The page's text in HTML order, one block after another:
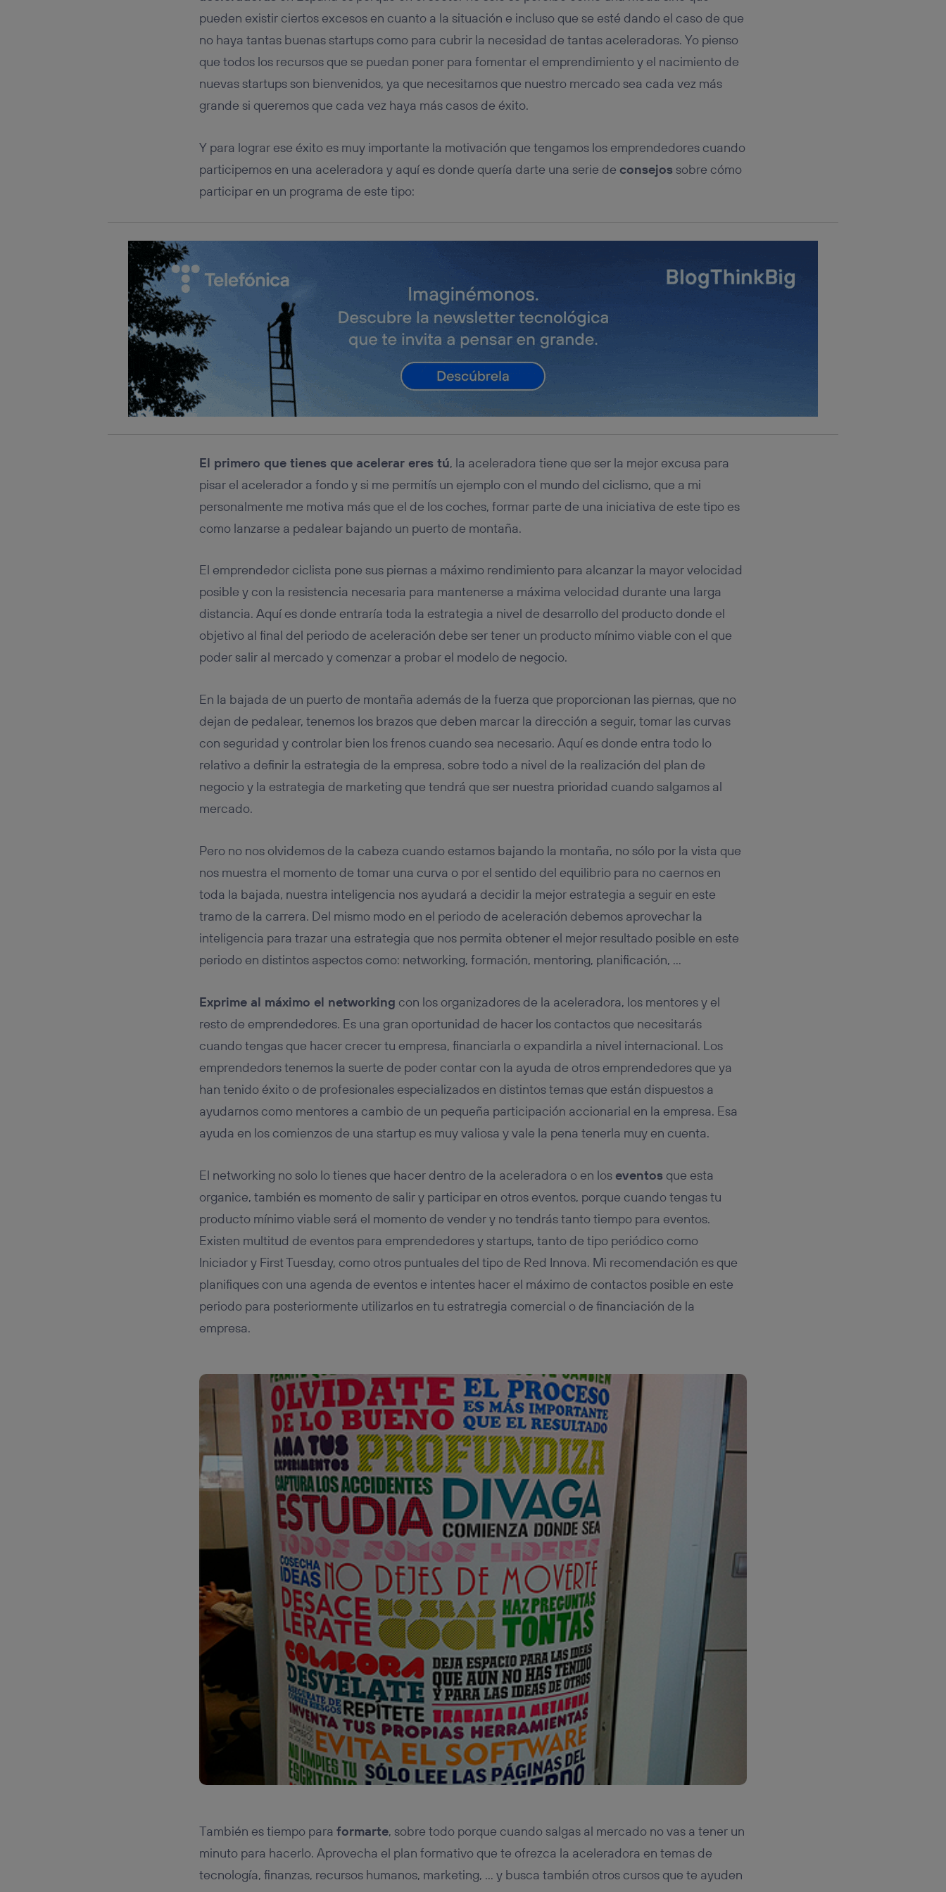
pueden existir ciertos excesos en cuanto a la situación e incluso que se esté dando el caso de que
no haya tantas buenas startups como para cubrir la necesidad de tantas aceleradoras. Yo pienso
que todos los recursos que se puedan poner para fomentar el emprendimiento y el nacimiento de
nuevas startups son bienvenidos, ya que necesitamos que nuestro mercado sea cada vez más
grande si queremos que cada vez haya más casos de éxito.
Y para lograr ese éxito es muy importante la motivación que tengamos los emprendedores cuando
participemos en una aceleradora y aquí es donde quería darte una serie de consejossobre cómo
participar en un programa de este tipo:
El primero que tienes que acelerar eres tú, la aceleradora tiene que ser la mejor excusa para
pisar el acelerador a fondo y si me permitís un ejemplo con el mundo del ciclismo, que a mi
personalmente me motiva más que el de los coches, formar parte de una iniciativa de este tipo es
como lanzarse a pedalear bajando un puerto de montaña.
El emprendedor ciclista pone sus piernas a máximo rendimiento para alcanzar la mayor velocidad
posible y con la resistencia necesaria para mantenerse a máxima velocidad durante una larga
distancia. Aquí es donde entraría toda la estrategia a nivel de desarrollo del producto donde el
objetivo al final del periodo de aceleración debe ser tener un producto mínimo viable con el que
poder salir al mercado y comenzar a probar el modelo de negocio.
En la bajada de un puerto de montaña además de la fuerza que proporcionan las piernas, que no
dejan de pedalear, tenemos los brazos que deben marcar la dirección a seguir, tomar las curvas
con seguridad y controlar bien los frenos cuando sea necesario. Aquí es donde entra todo lo
relativo a definir la estrategia de la empresa, sobre todo a nivel de la realización del plan de
negocio y la estrategia de marketing que tendrá que ser nuestra prioridad cuando salgamos al
mercado.
Pero no nos olvidemos de la cabeza cuando estamos bajando la montaña, no sólo por la vista que
nos muestra el momento de tomar una curva o por el sentido del equilibrio para no caernos en
toda la bajada, nuestra inteligencia nos ayudará a decidir la mejor estrategia a seguir en este
tramo de la carrera. Del mismo modo en el periodo de aceleración debemos aprovechar la
inteligencia para trazar una estrategia que nos permita obtener el mejor resultado posible en este
periodo en distintos aspectos como: networking, formación, mentoring, planificación, …
Exprime al máximo el networking con los organizadores de la aceleradora, los mentores y el
resto de emprendedores. Es una gran oportunidad de hacer los contactos que necesitarás
cuando tengas que hacer crecer tu empresa, financiarla o expandirla a nivel internacional. Los
emprendedors tenemos la suerte de poder contar con la ayuda de otros emprendedores que ya
han tenido éxito o de profesionales especializados en distintos temas que están dispuestos a
ayudarnos como mentores a cambio de un pequeña participación accionarial en la empresa. Esa
ayuda en los comienzos de una startup es muy valiosa y vale la pena tenerla muy en cuenta.
El networking no solo lo tienes que hacer dentro de la aceleradora o en loseventosque esta
organice, también es momento de salir y participar en otros eventos, porque cuando tengas tu
producto mínimo viable será el momento de vender y no tendrás tanto tiempo para eventos.
Existen multitud de eventos para emprendedores y startups, tanto de tipo periódico como
Iniciador y First Tuesday, como otros puntuales del tipo de Red Innova. Mi recomendación es que
planifiques con una agenda de eventos e intentes hacer el máximo de contactos posible en este
periodo para posteriormente utilizarlos en tu estratregia comercial o de financiación de la
empresa.
También es tiempo para formarte, sobre todo porque cuando salgas al mercado no vas a tener un
minuto para hacerlo. Aprovecha el plan formativo que te ofrezca la aceleradora en temas de
tecnología, finanzas, recursos humanos, marketing, … y busca también otros cursos que te ayuden
conecte su dispositivo y consienta el uso de la tecnología recibirá el mismo identificador.
Si utilizas una conexión de banda ancha(p. ej., Wi-Fi), el marketing o análisis se
realizará en función de las actividades de navegación de los miembros del hogar que
datos móviles
, el marketing será más personalizado, ya que se basará
únicamente en la navegación del usuario del móvil.
inferior de esta página web o visitando el
portal de privacidad de Utiq (“consenthub”)
Para más información, consulta la política de privacidad de Utiq.